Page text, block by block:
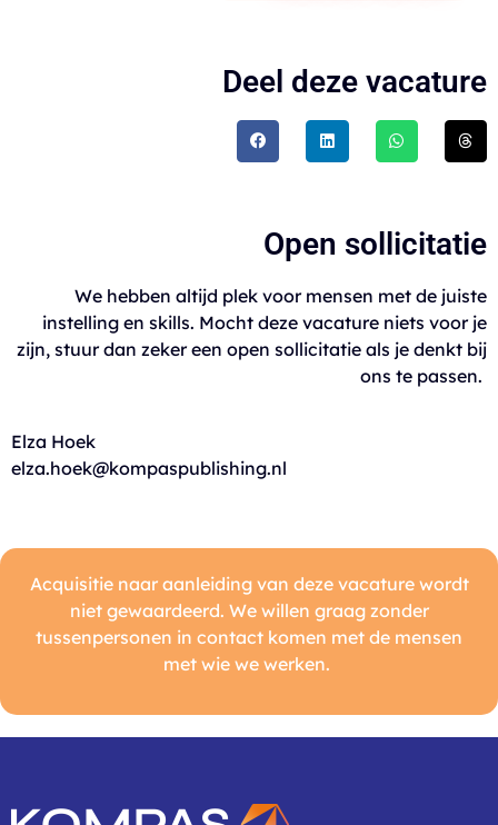
Deel deze vacature
Open sollicitatie
We hebben altijd plek voor mensen met de juiste
instelling en skills. Mocht deze vacature niets voor je
zijn, stuur dan zeker een open sollicitatie als je denkt bij
ons te passen.
Elza Hoek
elza.hoek@kompaspublishing.nl
Acquisitie naar aanleiding van deze vacature wordt
niet gewaardeerd. We willen graag zonder
tussenpersonen in contact komen met de mensen
met wie we werken.